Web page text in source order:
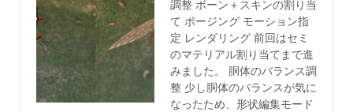
調整 ボーン＋スキンの割り当
て ポージング モーション指
定 レンダリング 前回はセミ
のマテリアル割り当てまで進
みました。 胴体のバランス調
整 少し胴体のバランスが気に
なったため、形状編集モード